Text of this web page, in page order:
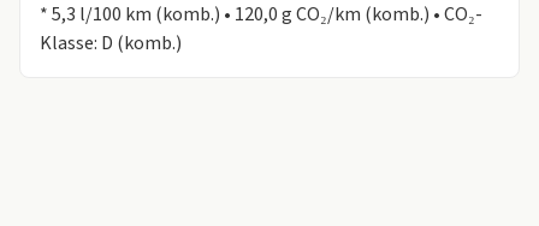
* 5,3 l/100 km (komb.) • 120,0 g CO₂/km (komb.) • CO₂-
Klasse: D (komb.)